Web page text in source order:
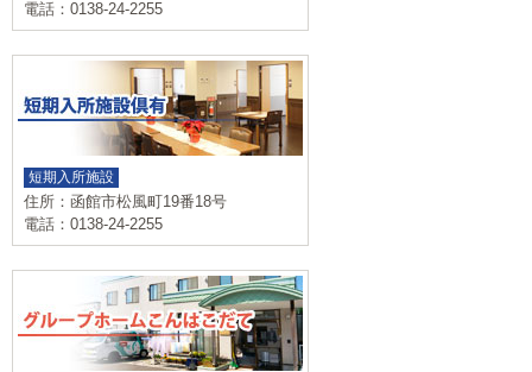
電話：0138-24-2255
短期入所施設
住所：函館市松風町19番18号
電話：0138-24-2255